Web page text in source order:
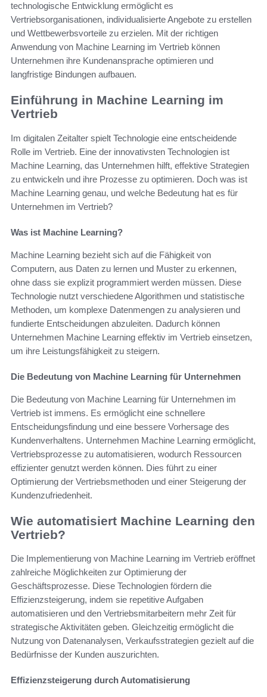
technologische Entwicklung ermöglicht es
Vertriebsorganisationen, individualisierte Angebote zu erstellen
und Wettbewerbsvorteile zu erzielen. Mit der richtigen
Anwendung von Machine Learning im Vertrieb können
Unternehmen ihre Kundenansprache optimieren und
langfristige Bindungen aufbauen.
Einführung in Machine Learning im
Vertrieb
Im digitalen Zeitalter spielt Technologie eine entscheidende
Rolle im Vertrieb. Eine der innovativsten Technologien ist
Machine Learning, das Unternehmen hilft, effektive Strategien
zu entwickeln und ihre Prozesse zu optimieren. Doch was ist
Machine Learning genau, und welche Bedeutung hat es für
Unternehmen im Vertrieb?
Was ist Machine Learning?
Machine Learning bezieht sich auf die Fähigkeit von
Computern, aus Daten zu lernen und Muster zu erkennen,
ohne dass sie explizit programmiert werden müssen. Diese
Technologie nutzt verschiedene Algorithmen und statistische
Methoden, um komplexe Datenmengen zu analysieren und
fundierte Entscheidungen abzuleiten. Dadurch können
Unternehmen Machine Learning effektiv im Vertrieb einsetzen,
um ihre Leistungsfähigkeit zu steigern.
Die Bedeutung von Machine Learning für Unternehmen
Die Bedeutung von Machine Learning für Unternehmen im
Vertrieb ist immens. Es ermöglicht eine schnellere
Entscheidungsfindung und eine bessere Vorhersage des
Kundenverhaltens. Unternehmen Machine Learning ermöglicht,
Vertriebsprozesse zu automatisieren, wodurch Ressourcen
effizienter genutzt werden können. Dies führt zu einer
Optimierung der Vertriebsmethoden und einer Steigerung der
Kundenzufriedenheit.
Wie automatisiert Machine Learning den
Vertrieb?
Die Implementierung von Machine Learning im Vertrieb eröffnet
zahlreiche Möglichkeiten zur Optimierung der
Geschäftsprozesse. Diese Technologien fördern die
Effizienzsteigerung, indem sie repetitive Aufgaben
automatisieren und den Vertriebsmitarbeitern mehr Zeit für
strategische Aktivitäten geben. Gleichzeitig ermöglicht die
Nutzung von Datenanalysen, Verkaufsstrategien gezielt auf die
Bedürfnisse der Kunden auszurichten.
Effizienzsteigerung durch Automatisierung